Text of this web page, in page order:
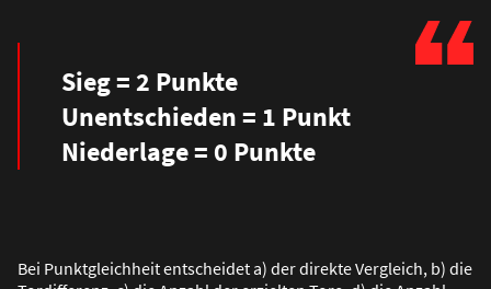
Sieg = 2 Punkte
Unentschieden = 1 Punkt
Niederlage = 0 Punkte
Bei Punktgleichheit entscheidet a) der direkte Vergleich, b) die